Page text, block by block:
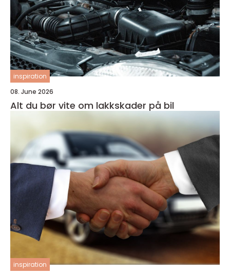
inspiration
08. June 2026
Alt du bør vite om lakkskader på bil
inspiration